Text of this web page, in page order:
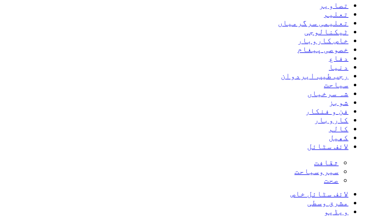
تصاویر
تعلیم
تعلیمی سرگرمیاں
ٹیکنالوجی
خاص کاروبار
خصوصی پیغام
دفاع
دنیا
رجب طیب ایردوان
سیاحت
شہ سرخیاں
شوبز
فن و فنکار
کاروبار
کالم
کھیل
لائف سٹائل
ثقافت
سیروسیاحت
صحت
لائف سٹائل خاص
مشرق وسطی
ویڈیو